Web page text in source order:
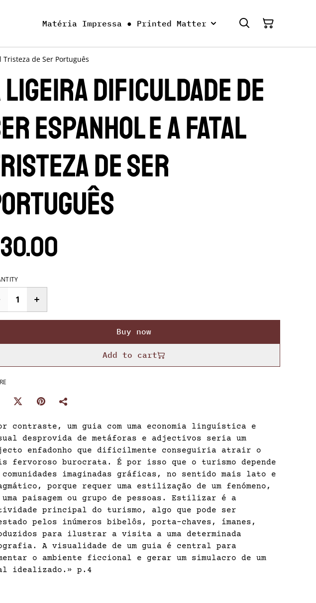
Matéria Impressa ● Printed Matter
de Ser Português
Ligeira Dificuldade de
Espanhol e A Fatal
de Ser
Buy now
Add to cart
contraste, um guia com uma economia linguística e
desprovida de metáforas e adjectivos seria um
enfadonho que dificilmente conseguiria atrair o
fervoroso burocrata. É por isso que o turismo depende
comunidades imaginadas gráficas, no sentido mais lato e
porque requer uma estilização de um fenómeno,
uma paisagem ou grupo de pessoas. Estilizar é a
principal do turismo, algo que pode ser
pelos inúmeros bibelôs, porta-chaves, ímanes,
para ilustrar a visita a uma determinada
A visualidade de um guia é central para
o ambiente ficcional e gerar um simulacro de um
idealizado.» p.4